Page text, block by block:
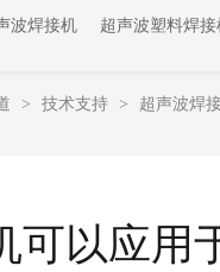
波焊接机 超声波塑料焊
> 技术支持 > 超声波焊
可以应用